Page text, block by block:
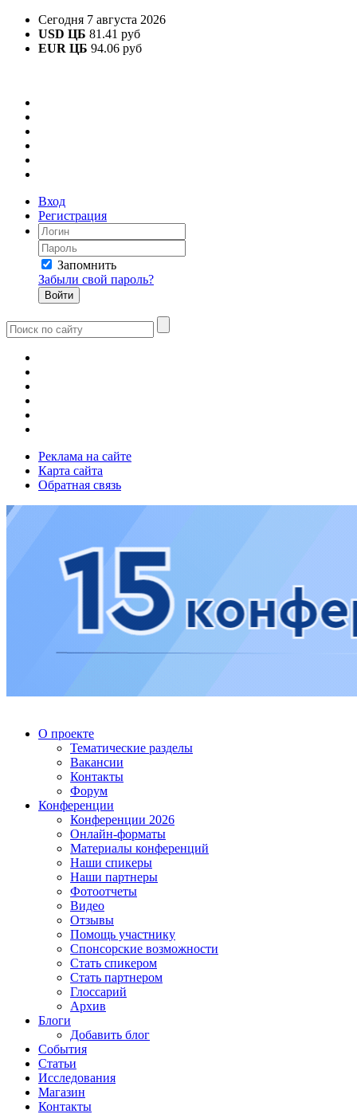
Сегодня 7 августа 2026
USD ЦБ 81.41 руб
EUR ЦБ 94.06 руб
Вход
Регистрация
Запомнить
Забыли свой пароль?
Реклама на сайте
Карта сайта
Обратная связь
О проекте
Тематические разделы
Вакансии
Контакты
Форум
Конференции
Конференции 2026
Онлайн-форматы
Материалы конференций
Наши спикеры
Наши партнеры
Фотоотчеты
Видео
Отзывы
Помощь участнику
Спонсорские возможности
Стать спикером
Стать партнером
Глоссарий
Архив
Блоги
Добавить блог
События
Статьи
Исследования
Магазин
Контакты